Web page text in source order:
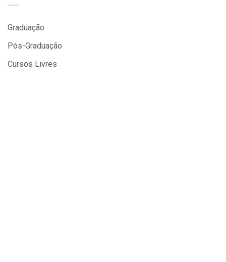
Graduação
Pós-Graduação
Cursos Livres